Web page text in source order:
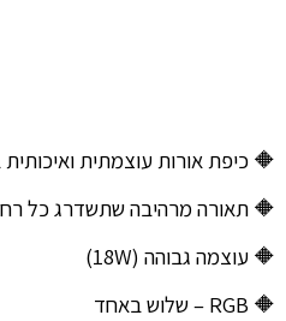
🔶 כיפת אורות עוצמתית ואיכותית
🔶 תאורה מרהיבה שתשדרג כל
🔶 עוצמה גבוהה (18W)
🔶 RGB – שלוש באחד